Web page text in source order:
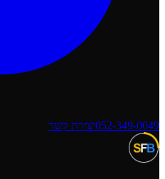
052-349-0049יצירת קשר